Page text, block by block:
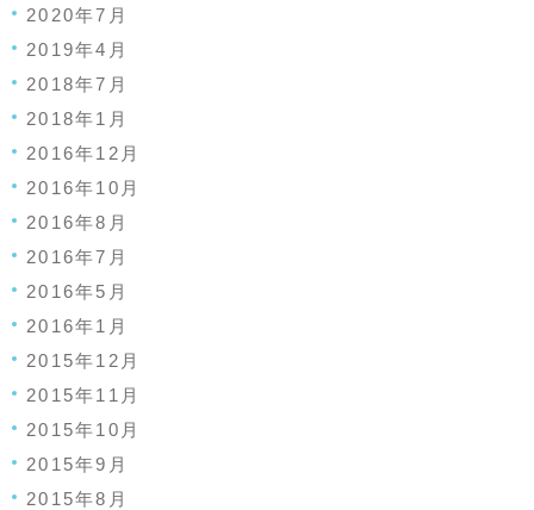
2020年7月
2019年4月
2018年7月
2018年1月
2016年12月
2016年10月
2016年8月
2016年7月
2016年5月
2016年1月
2015年12月
2015年11月
2015年10月
2015年9月
2015年8月